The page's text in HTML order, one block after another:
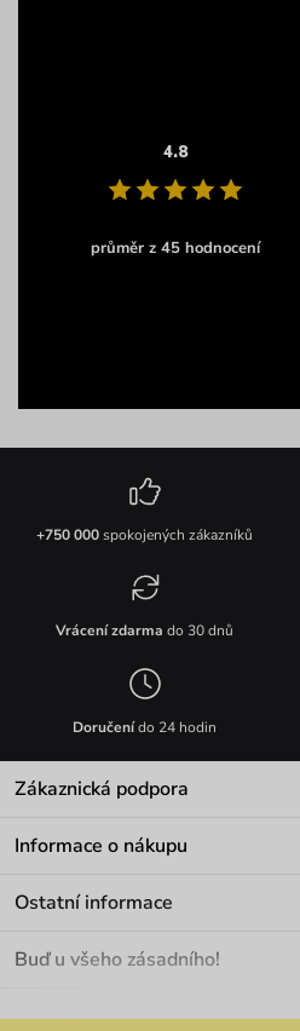
4.8
průměr z 45 hodnocení
+750 000spokojených zákazníků
Vrácení zdarma do 30 dnů
Doručenído 24 hodin
Zákaznická podpora
Informace o nákupu
Materiály a údržba
Ostatní informace
Velkoobchod
Buď u všeho zásadního!